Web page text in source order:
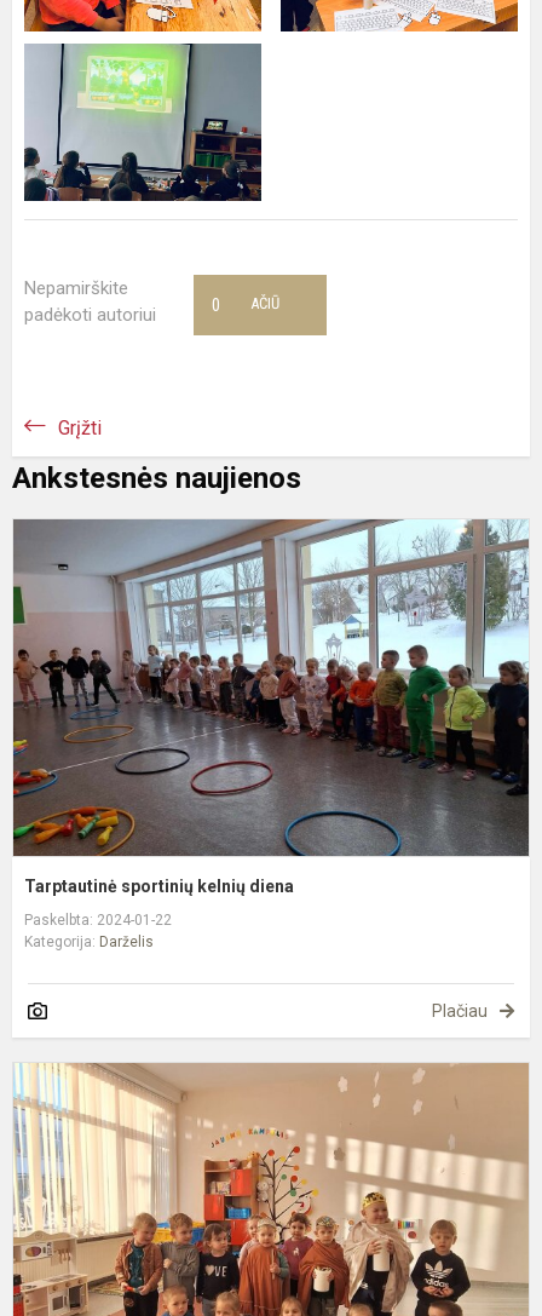
Nepamirškite
padėkoti autoriui
AČIŪ
0
Grįžti
Ankstesnės naujienos
Tarptautinė sportinių kelnių diena
Paskelbta: 2024-01-22
Kategorija: Darželis
Plačiau